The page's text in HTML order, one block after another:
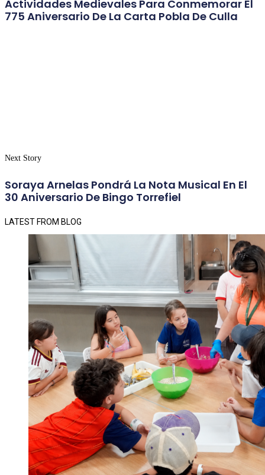
Actividades Medievales Para Conmemorar El
775 Aniversario De La Carta Pobla De Culla
Next Story
Soraya Arnelas Pondrá La Nota Musical En El
30 Aniversario De Bingo Torrefiel
LATEST FROM BLOG